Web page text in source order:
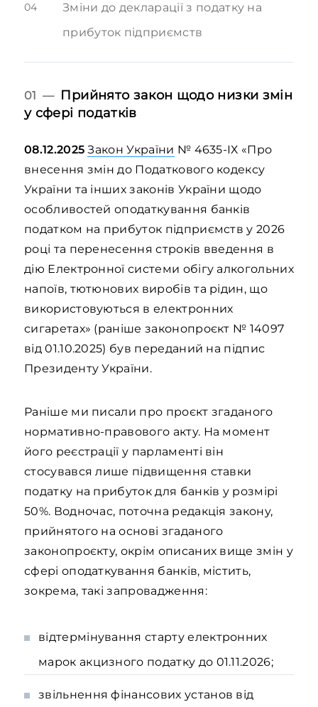
04
Зміни до декларації з податку на
прибуток підприємств
01 — Прийнято закон щодо низки змін
у сфері податків
08.12.2025 Закон України № 4635-ІХ «Про
внесення змін до Податкового кодексу
України та інших законів України щодо
особливостей оподаткування банків
податком на прибуток підприємств у 2026
році та перенесення строків введення в
дію Електронної системи обігу алкогольних
напоїв, тютюнових виробів та рідин, що
використовуються в електронних
сигаретах» (раніше законопроєкт № 14097
від 01.10.2025) був переданий на підпис
Президенту України.
Раніше ми писали про проєкт згаданого
нормативно-правового акту. На момент
його реєстрації у парламенті він
стосувався лише підвищення ставки
податку на прибуток для банків у розмірі
50%. Водночас, поточна редакція закону,
прийнятого на основі згаданого
законопроєкту, окрім описаних вище змін у
сфері оподаткування банків, містить,
зокрема, такі запровадження:
відтермінування старту електронних
марок акцизного податку до 01.11.2026;
звільнення фінансових установ від